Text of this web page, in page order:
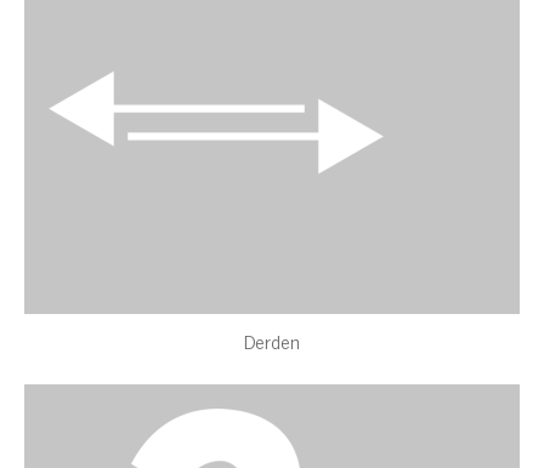
Derden